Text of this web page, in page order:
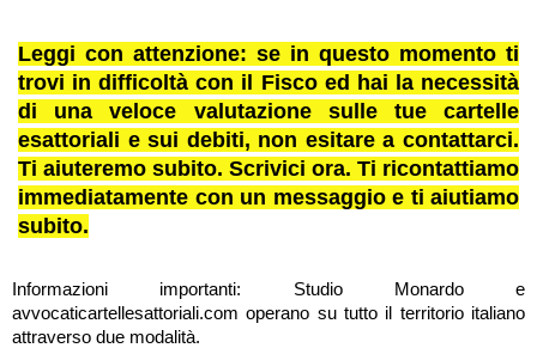
Leggi con attenzione: se in questo momento ti
trovi in difficoltà con il Fisco ed hai la necessità
di una veloce valutazione sulle tue cartelle
esattoriali e sui debiti, non esitare a contattarci.
Ti aiuteremo subito. Scrivici ora. Ti ricontattiamo
immediatamente con un messaggio e ti aiutiamo
subito.
Informazioni importanti: Studio Monardo e
avvocaticartellesattoriali.com operano su tutto il territorio italiano
attraverso due modalità.